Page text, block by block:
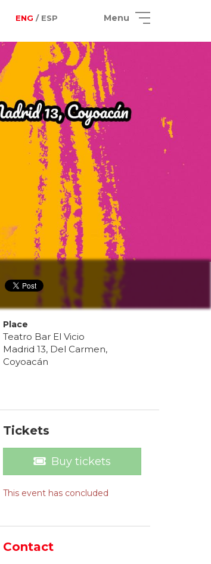
ENG / ESP Menu
Place
Teatro Bar El Vicio
Madrid 13, Del Carmen,
Coyoacán
Tickets
Buy tickets
This event has concluded
Contact